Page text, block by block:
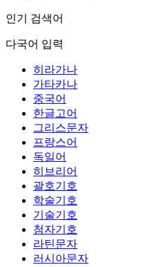
인기 검색어
다국어 입력
히라가나
가타카나
중국어
한글고어
그리스문자
프랑스어
독일어
히브리어
괄호기호
학술기호
기술기호
첨자기호
라틴문자
러시아문자